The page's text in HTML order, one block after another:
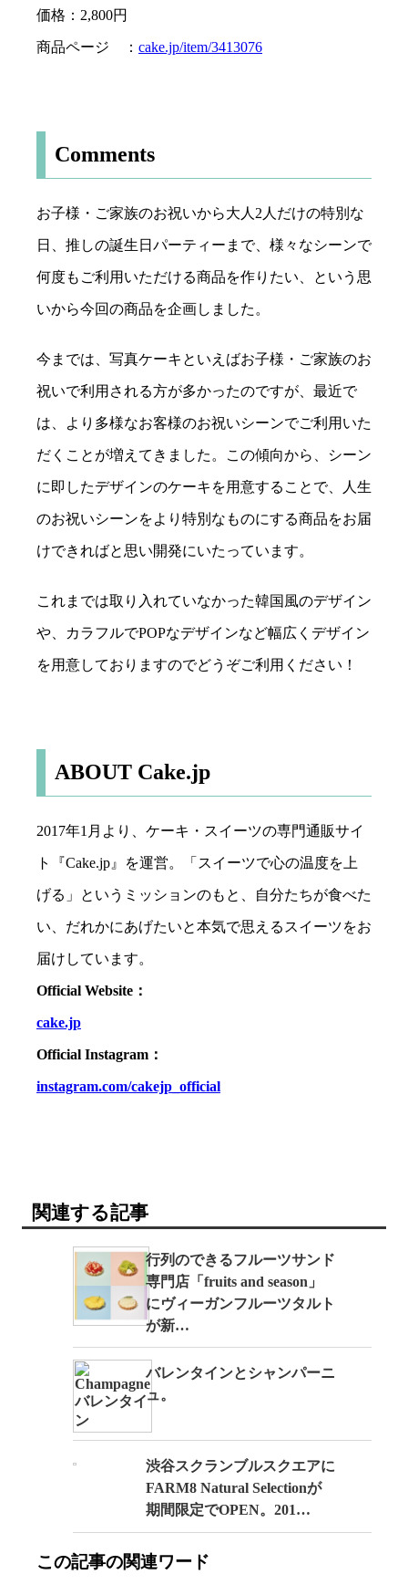
価格：2,800円
商品ページ ： cake.jp/item/3413076
Comments
お子様・ご家族のお祝いから大人2人だけの特別な
日、推しの誕生日パーティーまで、様々なシーンで
何度もご利用いただける商品を作りたい、という思
いから今回の商品を企画しました。
今までは、写真ケーキといえばお子様・ご家族のお
祝いで利用される方が多かったのですが、最近で
は、より多様なお客様のお祝いシーンでご利用いた
だくことが増えてきました。この傾向から、シーン
に即したデザインのケーキを用意することで、人生
のお祝いシーンをより特別なものにする商品をお届
けできればと思い開発にいたっています。
これまでは取り入れていなかった韓国風のデザイン
や、カラフルでPOPなデザインなど幅広くデザイン
を用意しておりますのでどうぞご利用ください！
ABOUT Cake.jp
2017年1月より、ケーキ・スイーツの専門通販サイ
ト『Cake.jp』を運営。「スイーツで心の温度を上
げる」というミッションのもと、自分たちが食べた
い、だれかにあげたいと本気で思えるスイーツをお
届けしています。
Official Website：
cake.jp
Official Instagram：
instagram.com/cakejp_official
関連する記事
行列のできるフルーツサンド
専門店「fruits and season」
にヴィーガンフルーツタルト
が新…
バレンタインとシャンパーニ
ュ。
渋谷スクランブルスクエアに
FARM8 Natural Selectionが
期間限定でOPEN。201…
この記事の関連ワード